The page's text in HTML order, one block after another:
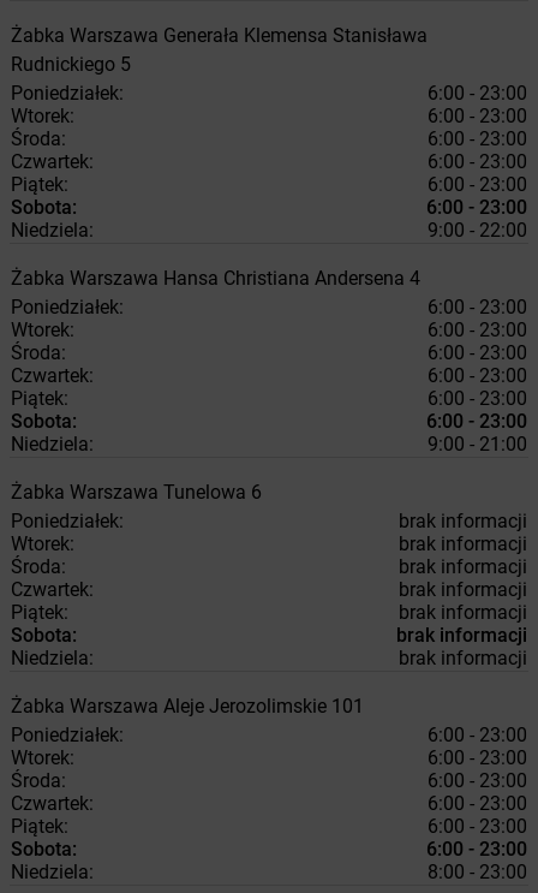
Żabka Warszawa Generała Klemensa Stanisława
Rudnickiego 5
Poniedziałek:
6:00 - 23:00
Wtorek:
6:00 - 23:00
Środa:
6:00 - 23:00
Czwartek:
6:00 - 23:00
Piątek:
6:00 - 23:00
Sobota:
6:00 - 23:00
Niedziela:
9:00 - 22:00
Żabka Warszawa Hansa Christiana Andersena 4
Poniedziałek:
6:00 - 23:00
Wtorek:
6:00 - 23:00
Środa:
6:00 - 23:00
Czwartek:
6:00 - 23:00
Piątek:
6:00 - 23:00
Sobota:
6:00 - 23:00
Niedziela:
9:00 - 21:00
Żabka Warszawa Tunelowa 6
Poniedziałek:
brak informacji
Wtorek:
brak informacji
Środa:
brak informacji
Czwartek:
brak informacji
Piątek:
brak informacji
Sobota:
brak informacji
Niedziela:
brak informacji
Żabka Warszawa Aleje Jerozolimskie 101
Poniedziałek:
6:00 - 23:00
Wtorek:
6:00 - 23:00
Środa:
6:00 - 23:00
Czwartek:
6:00 - 23:00
Piątek:
6:00 - 23:00
Sobota:
6:00 - 23:00
Niedziela:
8:00 - 23:00